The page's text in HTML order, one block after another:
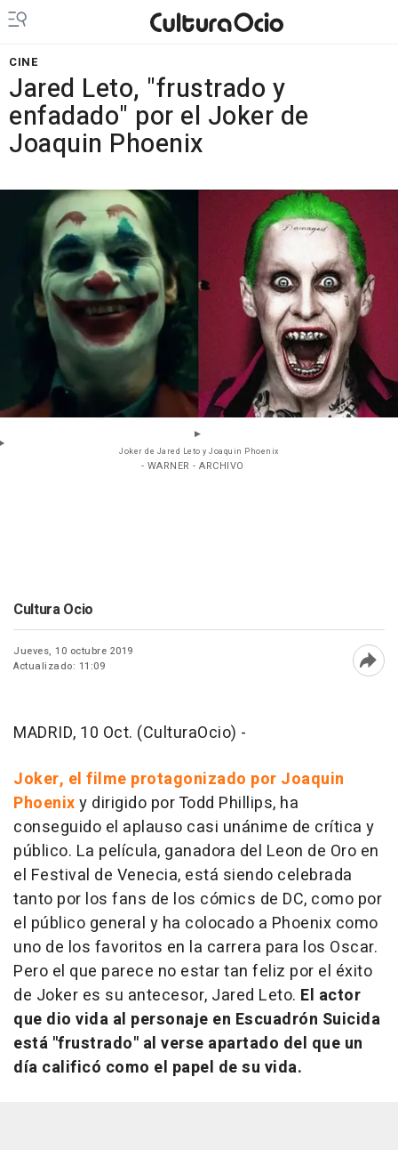
CINE
Jared Leto, "frustrado y
enfadado" por el Joker de
Joaquin Phoenix
Joker de Jared Leto y Joaquin Phoenix
- WARNER - ARCHIVO
Cultura Ocio
Jueves, 10 octubre 2019
Actualizado: 11:09
MADRID, 10 Oct. (CulturaOcio) -
Joker, el filme protagonizado por Joaquin
Phoenixy dirigido por Todd Phillips, ha
conseguido el aplauso casi unánime de crítica y
público. La película, ganadora del Leon de Oro en
el Festival de Venecia, está siendo celebrada
tanto por los fans de los cómics de DC, como por
el público general y ha colocado a Phoenix como
uno de los favoritos en la carrera para los Oscar.
Pero el que parece no estar tan feliz por el éxito
de Joker es su antecesor, Jared Leto. El actor
que dio vida al personaje en Escuadrón Suicida
está "frustrado" al verse apartado del que un
día calificó como el papel de su vida.